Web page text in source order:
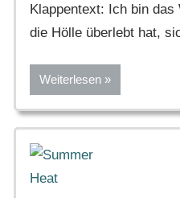
Klappentext: Ich bin das
die Hölle überlebt hat,
Weiterlesen